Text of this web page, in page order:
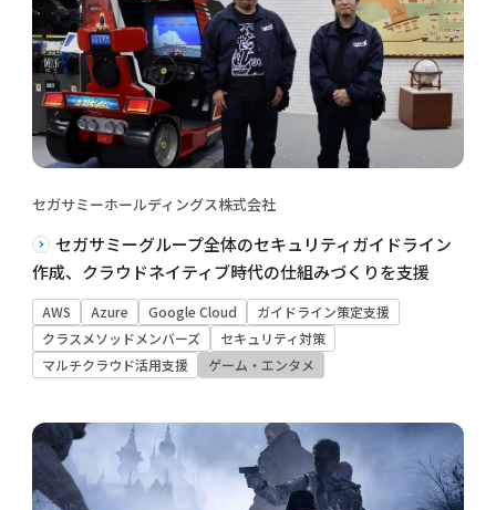
セガサミーホールディングス株式会社
セガサミーグループ全体のセキュリティガイドライン
作成、クラウドネイティブ時代の仕組みづくりを支援
AWS Azure Google Cloud
ガイドライン策定支援
クラスメソッドメンバーズ
セキュリティ対策
マルチクラウド活用支援
ゲーム・エンタメ